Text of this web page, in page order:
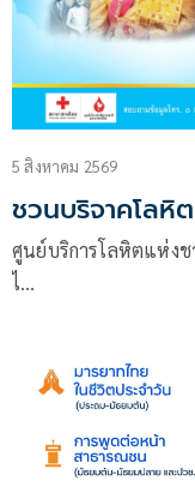
5 สิงหาคม 2569
ชวนบริจาคโลหิ
ศูนย์บริการโลหิตแห่ง
ไ…